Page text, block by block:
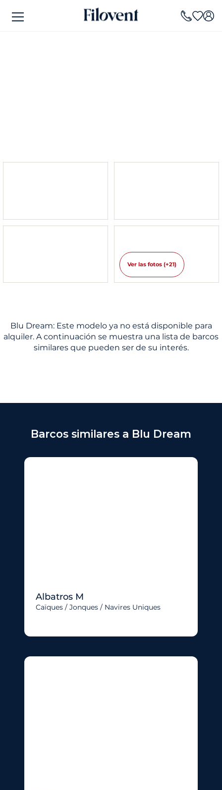
Ver las fotos (+21)
Blu Dream: Este modelo ya no está disponible para
alquiler. A continuación se muestra una lista de barcos
similares que pueden ser de su interés.
Barcos similares a Blu Dream
Albatros M
Caïques / Jonques / Navires Uniques